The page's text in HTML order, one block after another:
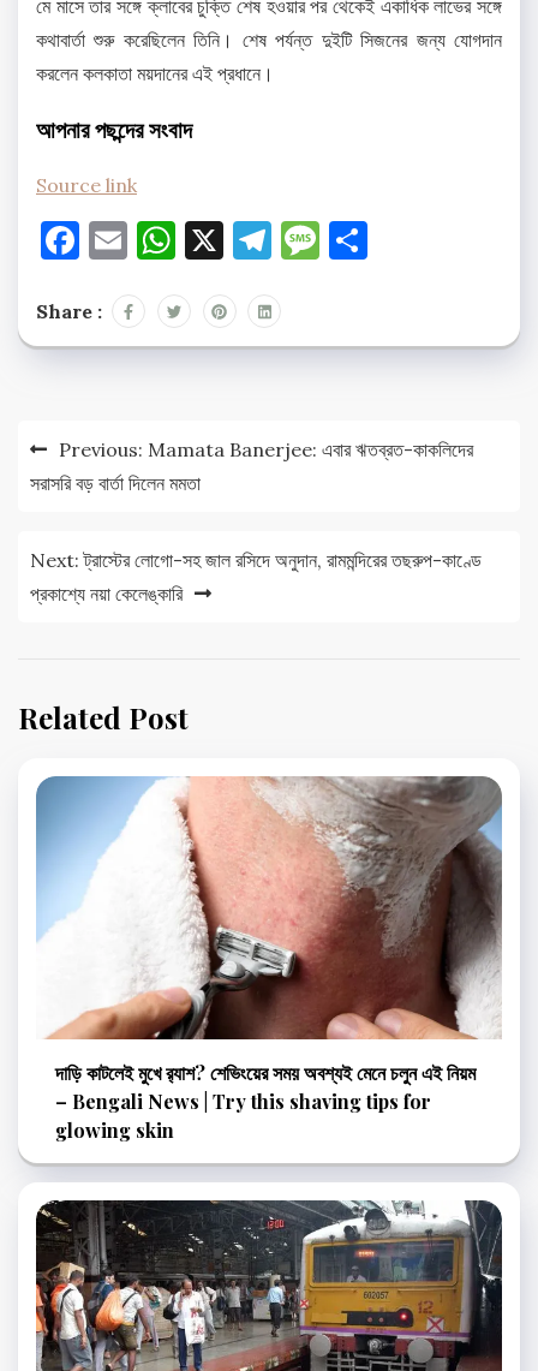
মে মাসে তার সঙ্গে ক্লাবের চুক্তি শেষ হওয়ার পর থেকেই একাধিক লাভের সঙ্গে
কথাবার্তা শুরু করেছিলেন তিনি। শেষ পর্যন্ত দুইটি সিজনের জন্য যোগদান
করলেন কলকাতা ময়দানের এই প্রধানে।
আপনার পছন্দের সংবাদ
Source link
Facebook
EmailWhatsApp
X Telegram
Message
Share :
Post
navigation
Previous: Mamata Banerjee: এবার ঋতব্রত-কাকলিদের
সরাসরি বড় বার্তা দিলেন মমতা
Next: ট্রাস্টের লোগো-সহ জাল রসিদে অনুদান, রামমন্দিরের তছরুপ-কাণ্ডে
প্রকাশ্যে নয়া কেলেঙ্কারি
Related Post
দাড়ি কাটলেই মুখে র‌্যাশ? শেভিংয়ের সময় অবশ্যই মেনে চলুন এই নিয়ম
– Bengali News | Try this shaving tips for
glowing skin